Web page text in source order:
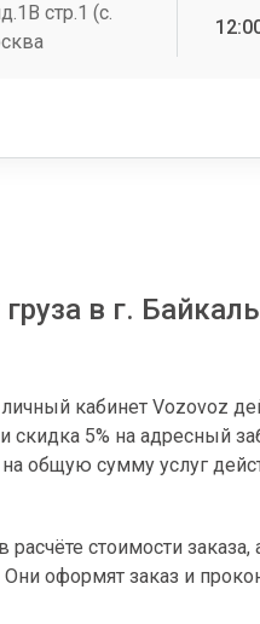
стр.1 (с.
в г.
кабинет Vozovoz
5% на адресный
общую сумму услуг
стоимости заказа,
Они оформят заказ и